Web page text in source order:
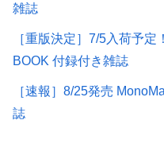
雑誌
［重版決定］7/5入荷予
BOOK 付録付き雑誌
［速報］8/25発売
誌